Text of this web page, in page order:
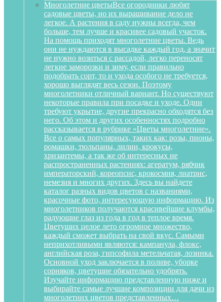
Многолетние цветыВсе огородники любят
садовые цветы, но их выращивание дело не
легкое. А растения в саду нужны всегда, чем
больше, тем лучше и красивее садовый участок.
На помощь приходят многолетние цветы. Ведь
они не нуждаются в высадке каждый год, а значит
не нужно возиться с рассадой, легко переносят
легкие заморозки и зиму, если правильно
подобрать сорт, то и ухода особого не требуется,
хорошо выглядят весь сезон. Поэтому
многолетники отличный вариант. Но существуют
некоторые правила при посадке и уходе. Одни
требуют укрытие, другие прекрасно обходятся без
него. Об этом и других особенностях подробно
рассказывается в рубрике «Цветы многолетние».
Все о самых популярных, таких как: розы, пионы,
ромашки, тюльпаны, лилии, крокусы,
хризантемы, а так же об интересных не
распространенных растениях: агератум, рябчик
императорский, кореопсис, крокосмия, лиатрис,
немезия и многих других. Здесь вы найдете
каталог разных видов цветов с названиями,
красочные фото, интересующую информацию. Из
многолетников получаются красивейшие клумбы,
радующие глаз из года в год в теплое время.
Цветущих целое лето огромное множество,
каждый сможет выбрать на свой вкус. Самыми
неприхотливыми являются: кампанула, флокс,
английская роза, гипсофила метельчатая, лозинка.
Основной уход заключается в поливе, уборке
сорняков, цветущие обязательно удобрять.
Изучайте информацию представленную ниже и
выбирайте самые лучшие композиции для дачи из
многолетних цветов представленных…